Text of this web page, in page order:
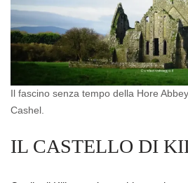
Il fascino senza tempo della Hore
Cashel.
IL CASTELLO DI